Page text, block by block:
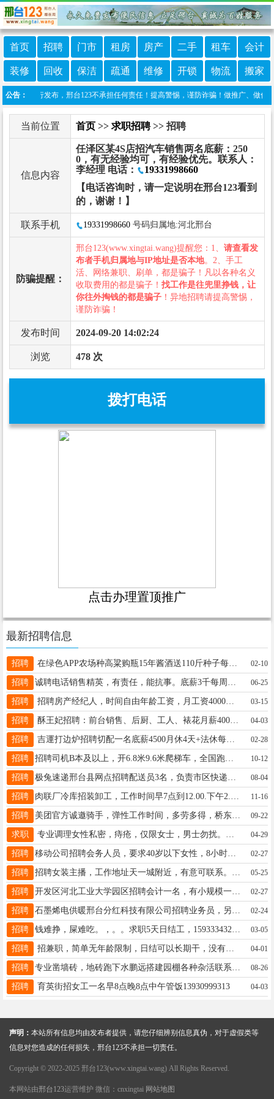
首页 招聘 门市 租房 房产 二手 租车 会计
装修 回收 保洁 疏通 维修 开锁 物流 搬家
公告：
网友自行发布，邢台123不承担任何责任！提高警惕，谨防诈骗！做推广、做信息
当前位置 首页 >> 求职招聘>> 招聘
信息内容
任泽区某4S店招汽车销售两名底薪：250
0，有无经验均可，有经验优先。联系人：
李经理 电话：
19331998660
【电话咨询时，请一定说明在邢台123看到
的，谢谢！】
联系手机 19331998660 号码归属地:河北邢台
防骗提醒：
邢台123(www.xingtai.wang)提醒您：1、 请查看发
布者手机归属地与IP地址是否本地。2、手工
活、网络兼职、刷单，都是骗子！凡以各种名义
收取费用的都是骗子！ 找工作是往兜里挣钱，让
你往外掏钱的都是骗子 ！异地招聘请提高警惕，
谨防诈骗！
发布时间 2024-09-20 14:02:24
浏览 478 次
拨打电话
点击办理置顶推广
最新招聘信息
招聘 在绿色APP农场种高粱购瓶15年酱酒送110斤种子每天看两三分钟广告3个月后每月可收700￥以上V15028049439 02-10
招聘 06-25
招聘 招聘房产经纪人，时间自由年龄工资，月工资4000左右上不封顶13630896500 03-15
招聘 酥王妃招聘：前台销售、后厨、工人、裱花月薪4000-5000，月休4天有五险20-42岁，电话：13290695139 04-03
招聘 吉運打边炉招聘切配一名底薪4500月休4天+法休每月十号发工资管吃管住有经验者优先联系电话17731993526 02-28
招聘 招聘司机B本及以上，开6.8米9.6米爬梯车，全国跑，工资月结，待遇优厚，电话18131966393 10-12
招聘 08-04
招聘 11-16
招聘 美团官方诚邀骑手，弹性工作时间，多劳多得，桥东桥西，就近分配，全职兼职皆可，有兴趣可以联系我：15503191189同v 09-22
求职 04-29
招聘 移动公司招聘会务人员，要求40岁以下女性，8小时工作制，周末双休，工作简单，月薪2500元，刘经理15613915113 02-27
招聘 05-25
招聘 开发区河北工业大学园区招聘会计一名，有小规模一般纳税人经验。社保+公休.工资面议19931956615 02-27
招聘 02-24
招聘 03-05
招聘 招兼职，简单无年龄限制，日结可以长期干，没有花钱的地方，联系微信19131937062 04-01
招聘 08-26
招聘 育英街招女工一名早8点晚8点中午管饭13930999313 04-03
声明： 本站所有信息均由发布者提供，请您仔细辨别信息真伪，对于虚假类等
信息对您造成的任何损失，邢台123不承担一切责任。
Copyright © 2022-2025 邢台123(www.xingtai.wang) All Rights Reserved.
本网站由邢台123运营维护 微信：cnxingtai 网站地图